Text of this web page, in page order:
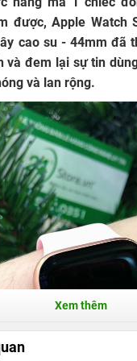
được, Apple Watch
cao su - 44mm đã
và đem lại sự tin
và lan rộng.
Xem thêm